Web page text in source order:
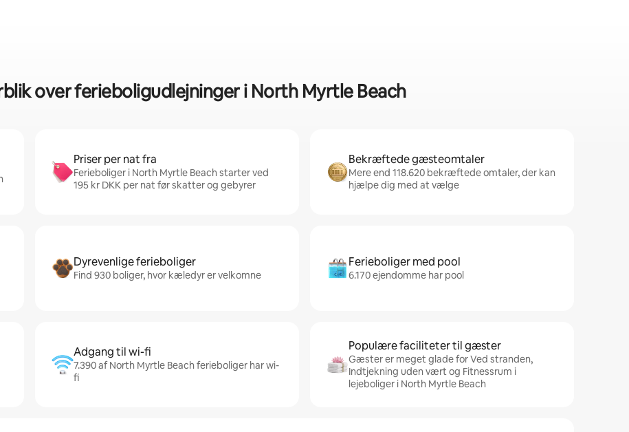
over ferieboligudlejninger i North Myrtle Beach
Priser per nat fra
Ferieboliger i North Myrtle Beach starter ved
195 kr DKK per nat før skatter og gebyrer
Bekræftede gæsteomtaler
Mere end 118.620 bekræftede omtaler, der kan
hjælpe dig med at vælge
Dyrevenlige ferieboliger
Find 930 boliger, hvor kæledyr er velkomne
Ferieboliger med pool
6.170 ejendomme har pool
Adgang til wi-fi
7.390 af North Myrtle Beach ferieboliger har wi-
fi
Populære faciliteter til gæster
Gæster er meget glade for Ved stranden,
Indtjekning uden vært og Fitnessrum i
lejeboliger i North Myrtle Beach